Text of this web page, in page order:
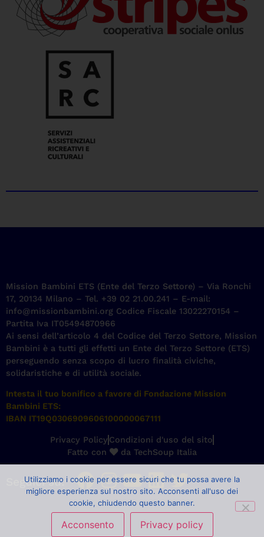
Mission Bambini ETS (Ente del Terzo Settore) – Via Ronchi
17, 20134 Milano – Tel. +39 02 21.00.241 – E-mail:
info@missionbambini.org Codice Fiscale 13022270154 –
Partita Iva IT05494870966
Ai sensi dell’articolo 4 del Codice del Terzo Settore, Mission
Bambini è a tutti gli effetti un Ente del Terzo Settore (ETS)
perseguendo senza scopo di lucro finalità civiche,
solidaristiche e di utilità sociale.
Intesta il tuo bonifico a favore di Fondazione Mission
Bambini ETS:
IBAN IT19Q0306909606100000067111
Privacy Policy Condizioni d'uso del sito
Fatto con
da TechSoup Italia
Seguici su:
Utilizziamo i cookie per essere sicuri che tu possa avere la
migliore esperienza sul nostro sito. Acconsenti all'uso dei
cookie, chiudendo questo banner.
Acconsento Privacy policy